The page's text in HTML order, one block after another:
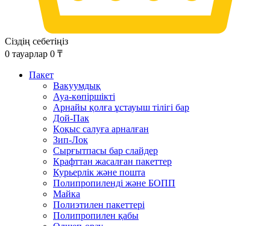
Сіздің себетіңіз
0 тауарлар 0 ₸
Пакет
Вакуумдық
Ауа-көпіршікті
Арнайы қолға ұстауыш тілігі бар
Дой-Пак
Қоқыс салуға арналған
Зип-Лок
Сырғытпасы бар слайдер
Крафттан жасалған пакеттер
Курьерлік және пошта
Полипропиленді және БОПП
Майка
Полиэтилен пакеттері
Полипропилен қабы